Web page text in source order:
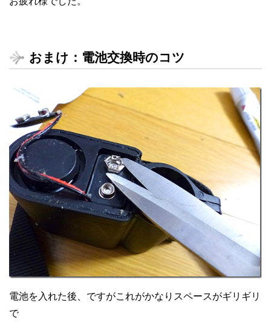
おまけ：電池交換時のコツ
電池を入れた後、ですがこれがかなりスペースがギリギリ
で